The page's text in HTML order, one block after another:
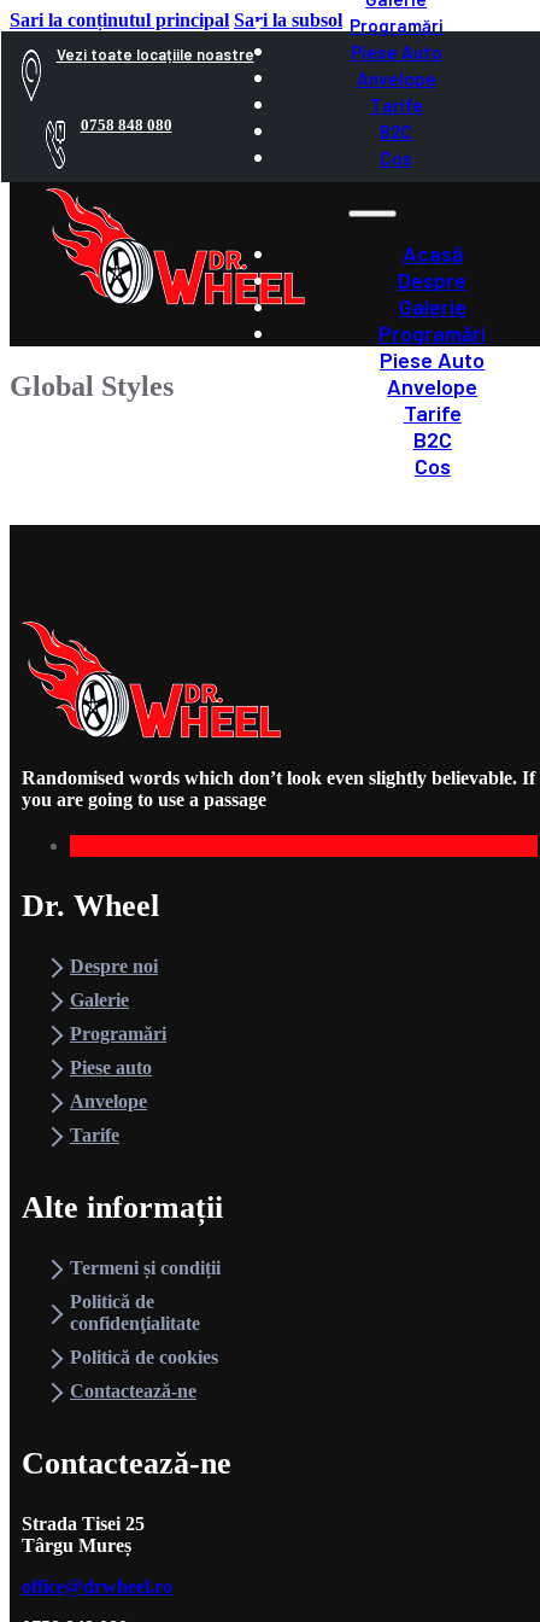
Sari la conținutul principal Sari la subsol
Vezi toate locațiile noastre
0758 848 080
Programări
Piese Auto
Anvelope
Tarife
B2C
Cos
Acasă
Despre
Galerie
Programări
Piese Auto
Anvelope
Tarife
B2C
Cos
Global Styles
Randomised words which don’t look even slightly believable. If
you are going to use a passage
Dr. Wheel
Despre noi
Galerie
Programări
Piese auto
Anvelope
Tarife
Alte informații
Termeni și condiții
Politică de
confidenţialitate
Politică de cookies
Contactează-ne
Contactează-ne
Strada Tisei 25
Târgu Mureș
office@drwheel.ro